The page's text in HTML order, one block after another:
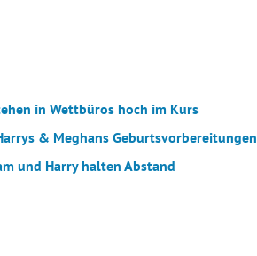
in Wettbüros hoch im Kurs
& Meghans Geburtsvorbereitungen
und Harry halten Abstand